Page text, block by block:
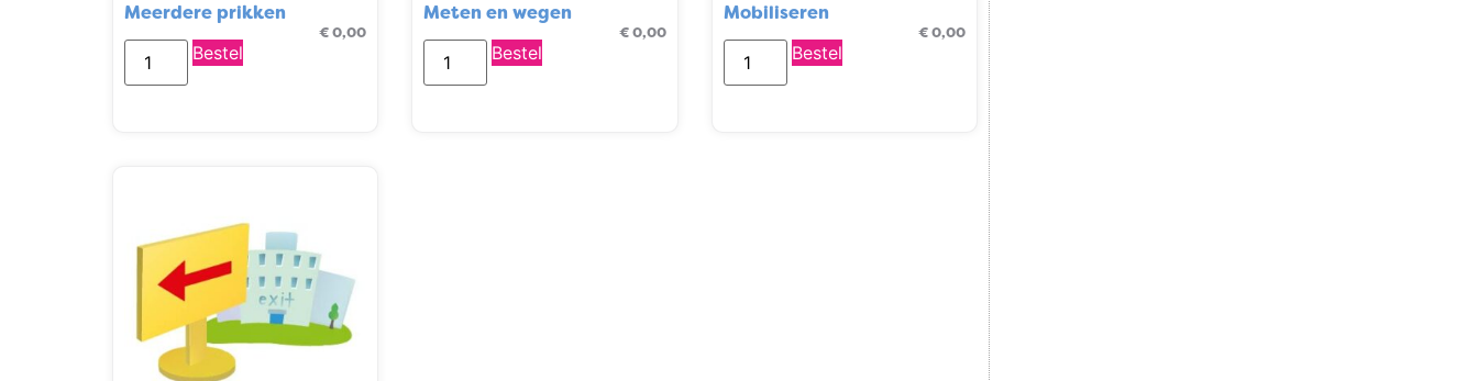
Meerdere prikken
€0,00
Bestel
Meten en wegen
€0,00
Bestel
Mobiliseren
€0,00
Bestel